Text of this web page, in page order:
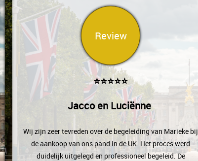
Review
⭐⭐⭐⭐⭐
Jacco en Luciënne
Wij zijn zeer tevreden over de begeleiding van Marieke bij
de aankoop van ons pand in de UK. Het proces werd
duidelijk uitgelegd en professioneel begeleid. De